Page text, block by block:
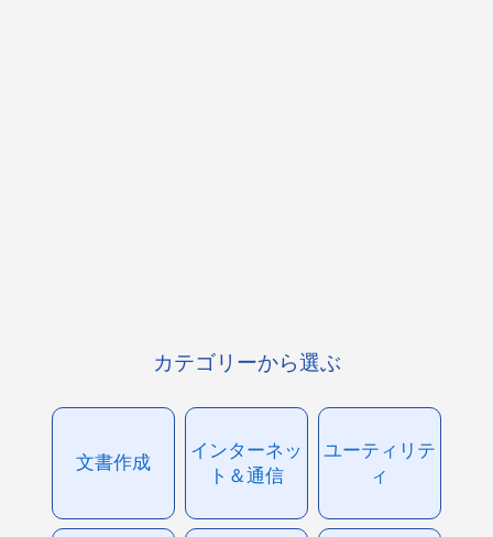
カテゴリーから選ぶ
文書作成
インターネッ
ト＆通信
ユーティリテ
ィ